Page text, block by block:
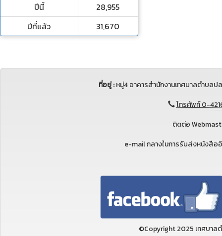
ปีนี้
28,955
ปีที่แล้ว
31,670
ที่อยู่ :หมู่4 อาคารสำนักงานเทศบาลตำบล
โทรศัพท์ 0-
ติดต่อ
e-mail กลางในการรับส่งหนังสื
©Copyright 2025 เทศบาล